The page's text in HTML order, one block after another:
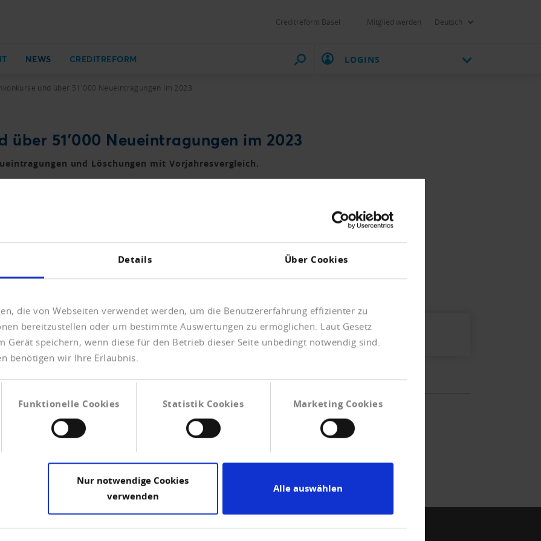
Details Über Cookies
die von Webseiten verwendet werden, um die Benutzererfahrung effizienter zu
bereitzustellen oder um bestimmte Auswertungen zu ermöglichen. Laut Gesetz
Gerät speichern, wenn diese für den Betrieb dieser Seite unbedingt notwendig sind.
benötigen wir Ihre Erlaubnis.
Funktionelle Cookies Statistik Cookies Marketing Cookies
Nur notwendige Cookies
verwenden
Alle auswählen
Creditreform Basel Mitglied werden Deutsch
NEWS CREDITREFORM LOGINS
und über 51'000 Neueintragungen im 2023
über 51'000 Neueintragungen im 2023
und Löschungen mit Vorjahresvergleich.
dem Vorjahr
in der Organisation um fast 20 %
dem Vorjahr
mit über 51'000 Unternehmen.